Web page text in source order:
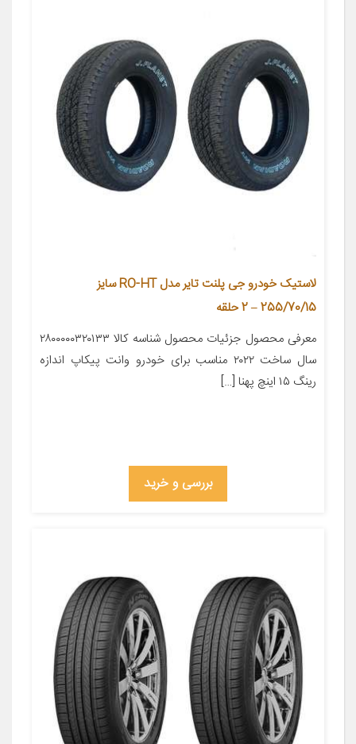
لاستیک خودرو جی پلنت تایر مدل RO-HT سایز
255/70/15 – 2 حلقه
معرفی محصول جزئیات محصول شناسه کالا ۲۸۰۰۰۰۰۳۲۰۱۳۳
سال ساخت ۲۰۲۲ مناسب برای خودرو وانت پیکاپ اندازه
رینگ ۱۵ اینچ پهنا […]
بررسی و خرید